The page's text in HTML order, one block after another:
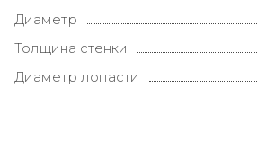
Диаметр
Толщина стенки
Диаметр лопасти